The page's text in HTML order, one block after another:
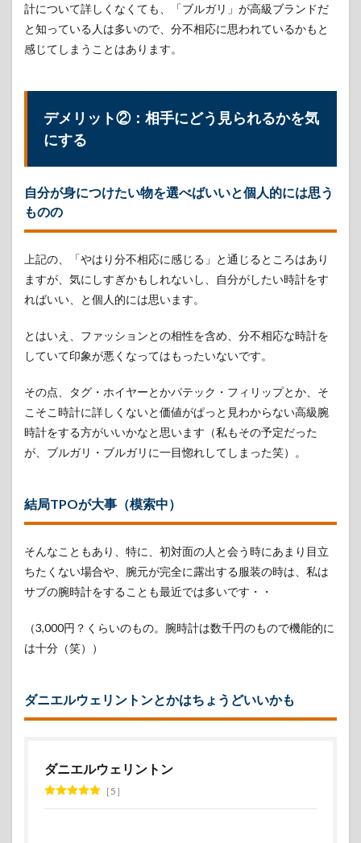
計について詳しくなくても、「ブルガリ」が高級ブランドだ
と知っている人は多いので、分不相応に思われているかもと
感じてしまうことはあります。
デメリット②：相手にどう見られるかを気
にする
自分が身につけたい物を選べばいいと個人的には思う
ものの
上記の、「やはり分不相応に感じる」と通じるところはあり
ますが、気にしすぎかもしれないし、自分がしたい時計をす
ればいい、と個人的には思います。
とはいえ、ファッションとの相性を含め、分不相応な時計を
していて印象が悪くなってはもったいないです。
その点、タグ・ホイヤーとかパテック・フィリップとか、そ
こそこ時計に詳しくないと価値がぱっと見わからない高級腕
時計をする方がいいかなと思います（私もその予定だった
が、ブルガリ・ブルガリに一目惚れしてしまった笑）。
結局TPOが大事（模索中）
そんなこともあり、特に、初対面の人と会う時にあまり目立
ちたくない場合や、腕元が完全に露出する服装の時は、私は
サブの腕時計をすることも最近では多いです・・
（3,000円？くらいのもの。腕時計は数千円のもので機能的に
は十分（笑））
ダニエルウェリントンとかはちょうどいいかも
ダニエルウェリントン
5